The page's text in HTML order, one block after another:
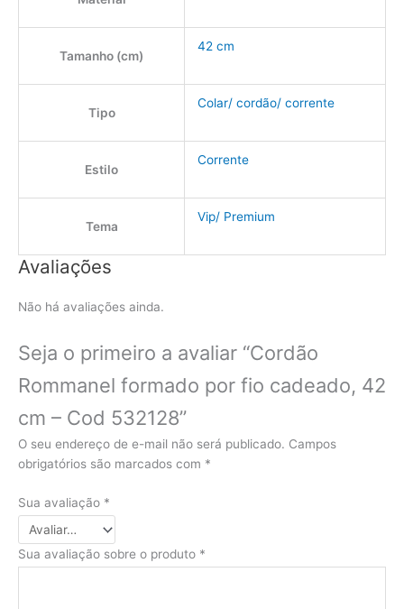
Tamanho (cm)
42 cm
Tipo
Colar/ cordão/ corrente
Estilo
Corrente
Tema
Vip/ Premium
Avaliações
Não há avaliações ainda.
Seja o primeiro a avaliar “Cordão
Rommanel formado por fio cadeado, 42
cm – Cod 532128”
O seu endereço de e-mail não será publicado. Campos
obrigatórios são marcados com *
Sua avaliação *
Sua avaliação sobre o produto *